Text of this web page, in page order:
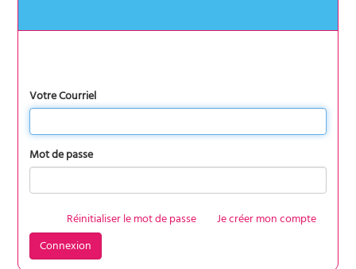
Votre Courriel
Mot de passe
Je créer mon compte
Réinitialiser le mot de passe
Connexion